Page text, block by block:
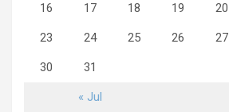
« Jul
16 17 18 19 20
23 24 25 26 27
30 31